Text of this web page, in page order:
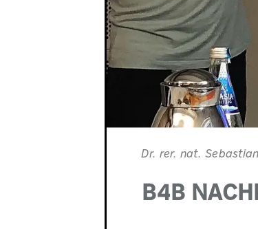
Dr. rer. nat.
B4B